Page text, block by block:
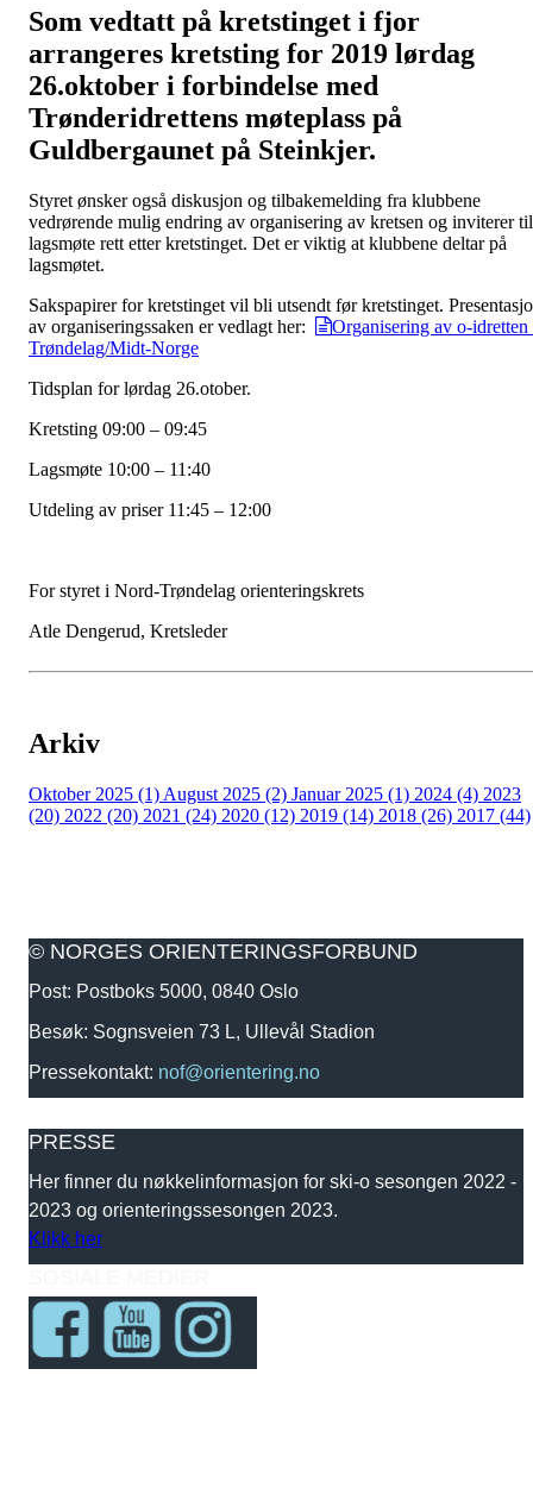
Som vedtatt på kretstinget i fjor
arrangeres kretsting for 2019 lørdag
26.oktober i forbindelse med
Trønderidrettens møteplass på
Guldbergaunet på Steinkjer.
Styret ønsker også diskusjon og tilbakemelding fra klubbene
vedrørende mulig endring av organisering av kretsen og inviterer til
lagsmøte rett etter kretstinget. Det er viktig at klubbene deltar på
lagsmøtet.
Sakspapirer for kretstinget vil bli utsendt før kretstinget.
av organiseringssaken er vedlagt her:
Organisering av o-idretten
Trøndelag/Midt-Norge
Tidsplan for lørdag 26.otober.
Kretsting 09:00 – 09:45
Lagsmøte 10:00 – 11:40
Utdeling av priser 11:45 – 12:00
For styret i Nord-Trøndelag orienteringskrets
Atle Dengerud, Kretsleder
Arkiv
Oktober 2025 (1) August 2025 (2) Januar 2025 (1) 2024 (4) 2023
(20) 2022 (20) 2021 (24) 2020 (12) 2019 (14) 2018 (26) 2017 (44)
© NORGES ORIENTERINGSFORBUND
Post: Postboks 5000, 0840 Oslo
Besøk: Sognsveien 73 L, Ullevål Stadion
Pressekontakt: nof@orientering.no
PRESSE
Her finner du nøkkelinformasjon for ski-o sesongen 2022 -
2023 og orienteringssesongen 2023.
Klikk her